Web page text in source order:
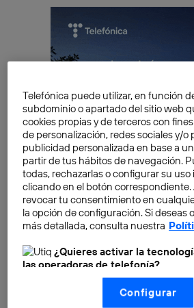
¿Qué te encontrarás
Gateway DevCon 2025?
Open Gateway DevCon 2025 no es
Telefónica puede utilizar, en función
subdominio o apartado del sitio web
cookies propias y de terceros con
de personalización, redes sociales y/o
publicidad personalizada en base a
partir de tus hábitos de navegación.
todas, rechazarlas o configurar su
clicando en el botón correspondiente.
revocar tu consentimiento en
la opción de configuración. Si deseas
más detallada, consulta nuestra
¿Quieres activar la
las operadoras de telefonía?
Nosotros, Telefónica S.A., utilizamos
realizar nuestras acciones de
(como se describe en este aviso de
Configurar